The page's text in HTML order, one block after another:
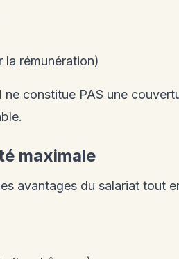
la rémunération)
constitue PAS une
maximale
avantages du salariat tout